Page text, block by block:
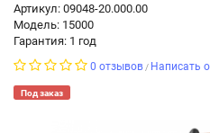
Артикул: 09048-20.000.00
Модель: 15000
Гарантия: 1 год
0 отзывов / Написать
Под заказ